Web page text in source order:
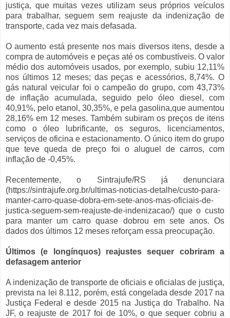
justiça, que muitas vezes utilizam seus próprios veículos
para trabalhar, seguem sem reajuste da indenização de
transporte, cada vez mais defasada.
O aumento está presente nos mais diversos itens, desde a
compra de automóveis e peças até os combustíveis. O valor
médio dos automóveis usados, por exemplo, subiu 12,11%
nos últimos 12 meses; das peças e acessórios, 8,74%. O
gás natural veicular foi o campeão do grupo, com 43,73%
de inflação acumulada, seguido pelo óleo diesel, com
40,91%, pelo etanol, 30,35%, e pela gasolina,que aumentou
28,16% em 12 meses. Também subiram os preços de itens
como o óleo lubrificante, os seguros, licenciamentos,
serviços de oficina e estacionamento. O único item do grupo
que teve queda de preço foi o aluguel de carros, com
inflação de -0,45%.
Recentemente, o Sintrajufe/RS já denunciara
(https://sintrajufe.org.br/ultimas-noticias-detalhe/custo-para-
manter-carro-quase-dobra-em-sete-anos-mas-oficiais-de-
justica-seguem-sem-reajuste-de-indenizacao/) que o custo
para manter um carro quase dobrou em sete anos. Os
dados dos últimos 12 meses reforçam essa preocupação.
Últimos (e longínquos) reajustes sequer cobriram a
defasagem anterior
A indenização de transporte de oficiais e oficialas de justiça,
prevista na lei 8.112, porém, está congelada desde 2017 na
Justiça Federal e desde 2015 na Justiça do Trabalho. Na
JF, o reajuste de 2017 foi de 10%, o que sequer cobriu a